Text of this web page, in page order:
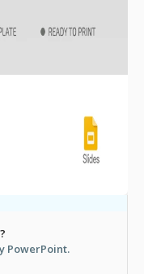
profesional.
PowerPoint.